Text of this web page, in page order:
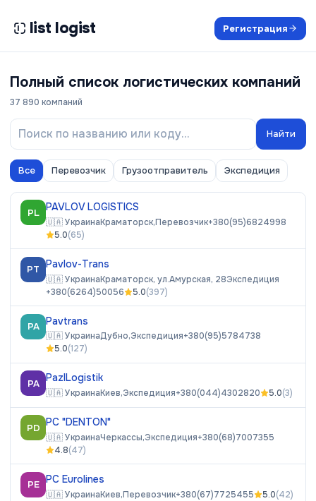
list logist Регистрация
Полный список логистических компаний
37 890 компаний
Найти
Все Перевозчик Грузоотправитель Экспедиция
PL PAVLOV LOGISTICS
🇺🇦УкраинаКраматорск,Перевозчик+380(95)6824998
5.0(65)
PT Pavlov-Trans
🇺🇦УкраинаКраматорск, ул.Амурская, 28Экспедиция
+380(6264)50056
5.0(397)
PA Pavtrans
🇺🇦УкраинаДубно,Экспедиция+380(95)5784738
5.0(127)
PA PazlLogistik
🇺🇦УкраинаКиев,Экспедиция+380(044)4302820 5.0(3)
PD PC "DENTON"
🇺🇦УкраинаЧеркассы,Экспедиция+380(68)7007355
4.8(47)
PE PC Eurolines
🇺🇦УкраинаКиев,Перевозчик+380(67)7725455 5.0(42)